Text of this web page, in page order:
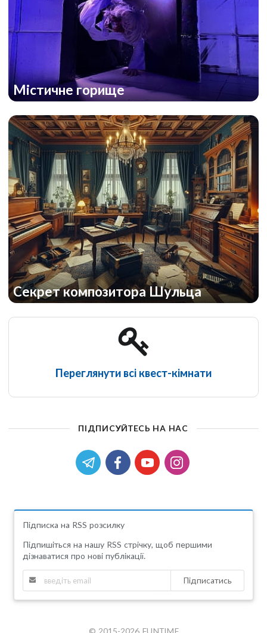
Містичне горище
Cекрет композитора Шульца
Переглянути всі квест-кімнати
ПІДПИСУЙТЕСЬ НА НАС
Підписка на RSS розсилку
Підпишіться на нашу RSS стрічку, щоб першими
дізнаватися про нові публікації.
Підписатись